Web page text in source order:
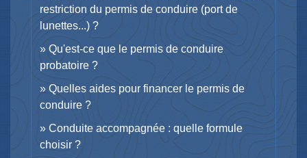
restriction du permis de conduire (port de
lunettes...) ?
Qu'est-ce que le permis de conduire
probatoire ?
Quelles aides pour financer le permis de
conduire ?
Conduite accompagnée : quelle formule
choisir ?